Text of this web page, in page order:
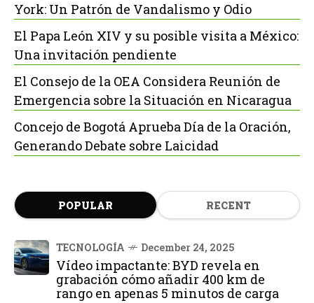
York: Un Patrón de Vandalismo y Odio
El Papa León XIV y su posible visita a México:
Una invitación pendiente
El Consejo de la OEA Considera Reunión de
Emergencia sobre la Situación en Nicaragua
Concejo de Bogotá Aprueba Día de la Oración,
Generando Debate sobre Laicidad
POPULAR RECENT
TECNOLOGÍA December 24, 2025
Vídeo impactante: BYD revela en
grabación cómo añadir 400 km de
rango en apenas 5 minutos de carga